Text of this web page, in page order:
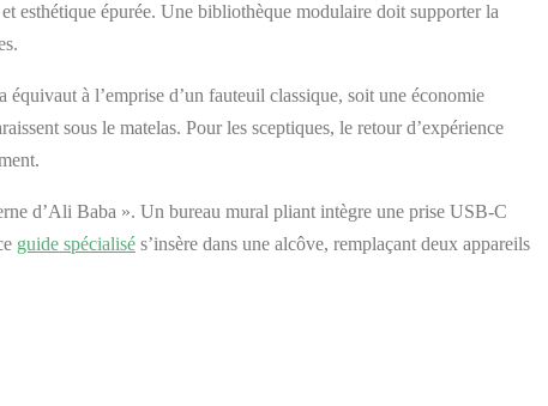
esthétique épurée. Une bibliothèque modulaire doit supporter la
à l’emprise d’un fauteuil classique, soit une économie
sous le matelas. Pour les sceptiques, le retour d’expérience
d’Ali Baba ». Un bureau mural pliant intègre une prise USB-C
guide spécialisé s’insère dans une alcôve, remplaçant deux appareils